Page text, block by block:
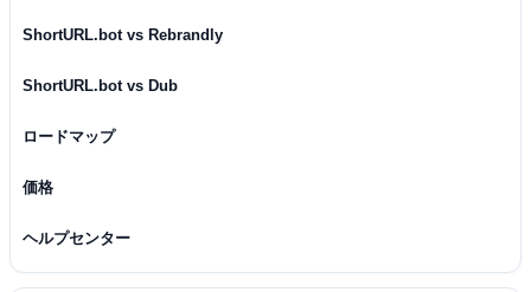
ShortURL.bot vs Rebrandly
ShortURL.bot vs Dub
ロードマップ
価格
ヘルプセンター